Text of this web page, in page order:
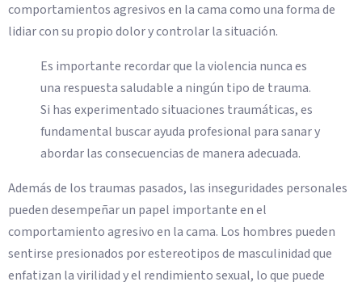
comportamientos agresivos en la cama como una forma de
lidiar con su propio dolor y controlar la situación.
Es importante recordar que la violencia nunca es
una respuesta saludable a ningún tipo de trauma.
Si has experimentado situaciones traumáticas, es
fundamental buscar ayuda profesional para sanar y
abordar las consecuencias de manera adecuada.
Además de los traumas pasados, las inseguridades personales
pueden desempeñar un papel importante en el
comportamiento agresivo en la cama. Los hombres pueden
sentirse presionados por estereotipos de masculinidad que
enfatizan la virilidad y el rendimiento sexual, lo que puede